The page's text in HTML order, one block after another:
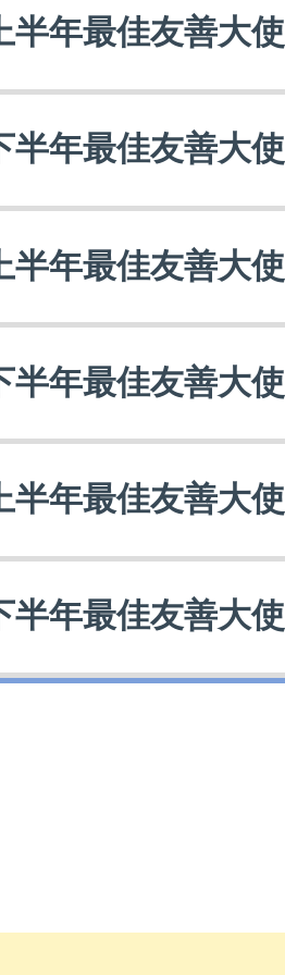
半年最佳友善大使
半年最佳友善大使
半年最佳友善大使
半年最佳友善大使
半年最佳友善大使
半年最佳友善大使